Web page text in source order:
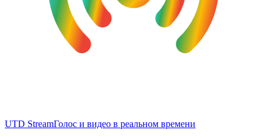
UTD StreamГолос и видео в реальном времени